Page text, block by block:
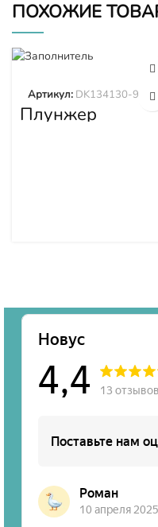
ПОХОЖИЕ
Плунжер
DK134130-9320
Артикул: DK134130-9320